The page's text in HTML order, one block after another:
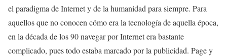
el paradigma de Internet y de la humanidad para siempre. Para
aquellos que no conocen cómo era la tecnología de aquella época,
en la década de los 90 navegar por Internet era bastante
complicado, pues todo estaba marcado por la publicidad. Page y